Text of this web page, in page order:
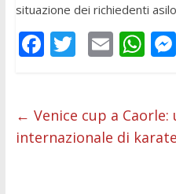
situazione dei richiedenti
F
b
o
T
er
E
l
W
s
A n
← Venice cup a
internazionale di karate